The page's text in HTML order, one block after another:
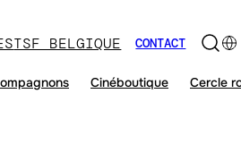
TSF BELGIQUE CONTACT
Cinéboutique Cercle